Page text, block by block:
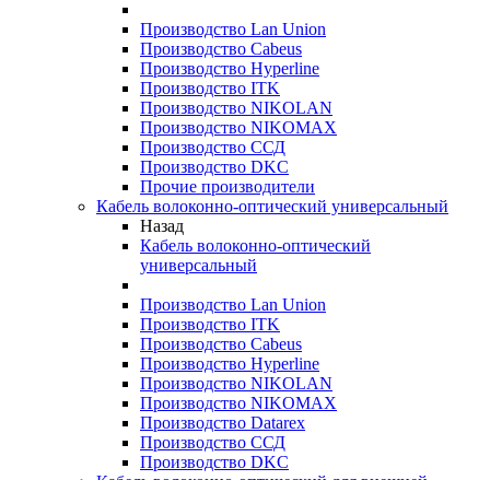
Производство Lan Union
Производство Cabeus
Производство Hyperline
Производство ITK
Производство NIKOLAN
Производство NIKOMAX
Производство ССД
Производство DKC
Прочие производители
Кабель волоконно-оптический универсальный
Назад
Кабель волоконно-оптический
универсальный
Производство Lan Union
Производство ITK
Производство Cabeus
Производство Hyperline
Производство NIKOLAN
Производство NIKOMAX
Производство Datarex
Производство ССД
Производство DKC